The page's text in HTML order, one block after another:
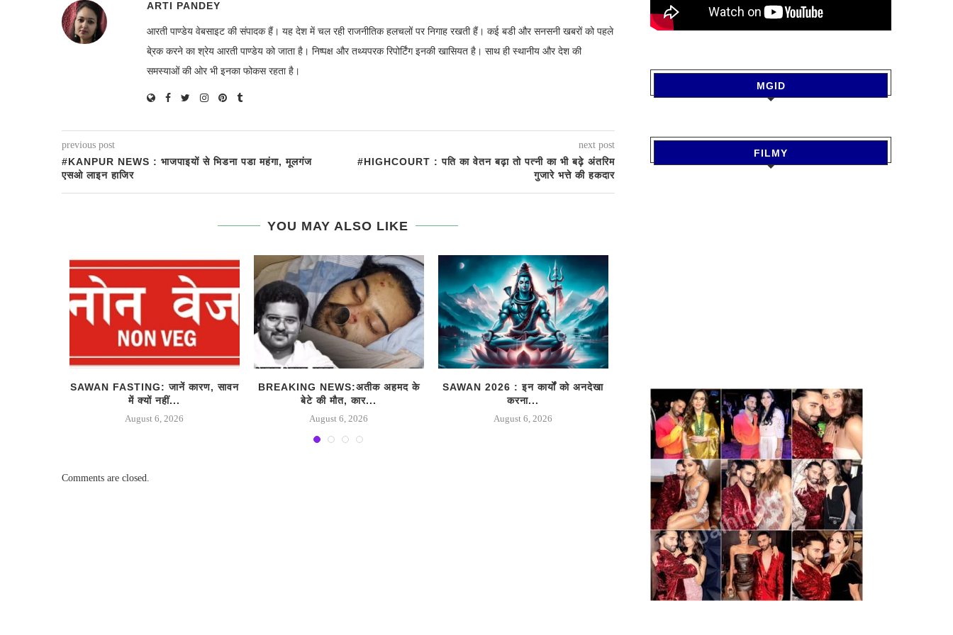
ARTI PANDEY
आरती पाण्डेय वेबसाइट की संपादक हैं। यह देश में चल रही राजनीतिक हलचलों पर निगाह रखती हैं। कई बडी और सनसनी खबरों को पहले
बे्रक करने का श्रेय आरती पाण्डेय को जाता है। निष्पक्ष और तथ्यपरक रिपोर्टिंग इनकी खासियत है। साथ ही स्थानीय और देश की
समस्याओं की ओर भी इनका फोकस रहता है।
previous post
#KANPUR NEWS : भाजपाइयों से भिडना पडा महंगा, मूलगंज
एसओ लाइन हाजिर
next post
#HIGHCOURT : पति का वेतन बढ़ा तो पत्नी का भी बढ़े अंतरिम
गुजारे भत्ते की हकदार
YOU MAY ALSO LIKE
SAWAN FASTING: जानें कारण, सावन
में क्यों नहीं...
August 6, 2026
BREAKING NEWS:अतीक अहमद के
बेटे की मौत, कार...
August 6, 2026
SAWAN 2026 : इन कार्यों को अनदेखा
करना...
August 6, 2026
JHARKHAND NEWS : प्रदर्शनकारी
छात्र सरकार से बातचीत...
August 6, 2026
HEALTH: हाइपर थाइरोइड और
थाइरोइड का घरेलु…
August 6, 2026
Comments are closed.
MGID
FILMY